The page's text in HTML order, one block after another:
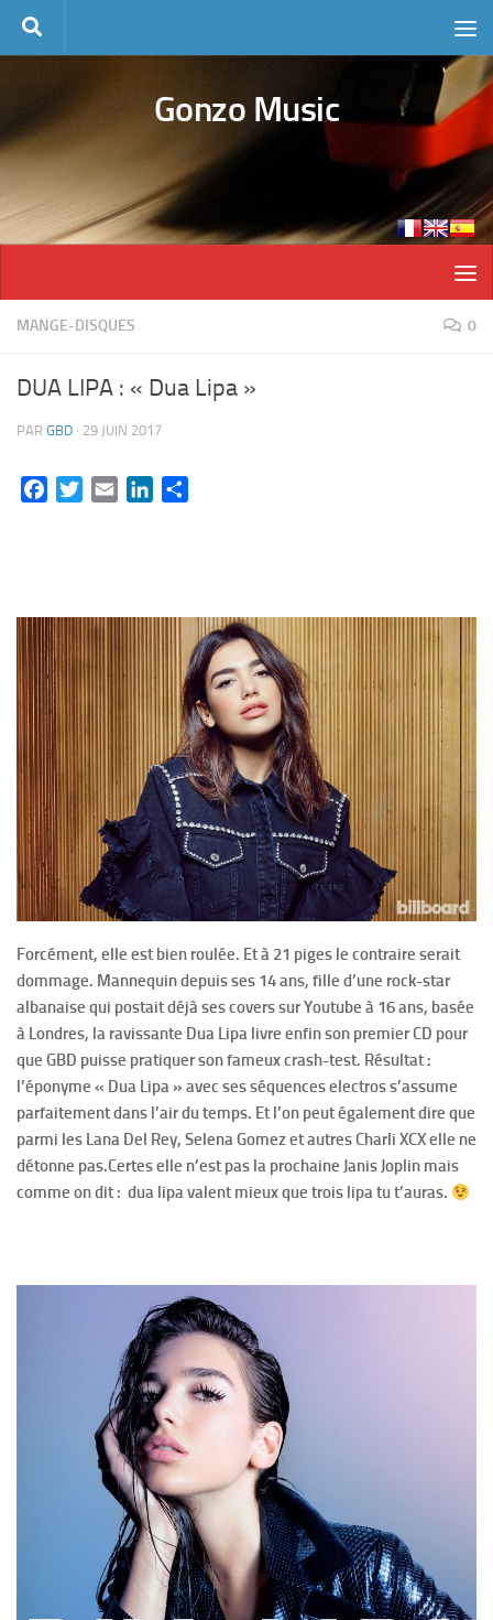
Skip to content
Gonzo Music
MANGE-DISQUES 0
DUA LIPA : « Dua Lipa »
PAR GBD · 29 JUIN 2017
FacebookTwitterEmail LinkedIn
Forcément, elle est bien roulée. Et à 21 piges le contraire serait
dommage. Mannequin depuis ses 14 ans, fille d’une rock-star
albanaise qui postait déjà ses covers sur Youtube à 16 ans, basée
à Londres, la ravissante Dua Lipa livre enfin son premier CD pour
que GBD puisse pratiquer son fameux crash-test. Résultat :
l’éponyme « Dua Lipa » avec ses séquences electros s’assume
parfaitement dans l’air du temps. Et l’on peut également dire que
parmi les Lana Del Rey, Selena Gomez et autres Charli XCX elle ne
détonne pas.Certes elle n’est pas la prochaine Janis Joplin mais
comme on dit : dua lipa valent mieux que trois lipa tu t’auras.